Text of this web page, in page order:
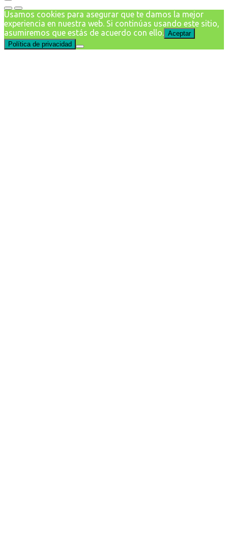
Usamos cookies para asegurar que te damos la mejor
experiencia en nuestra web. Si continúas usando este sitio,
asumiremos que estás de acuerdo con ello. Aceptar
Política de privacidad